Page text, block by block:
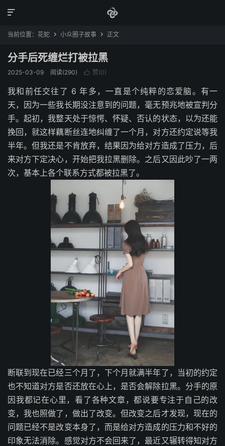

当前位置： 花蛇  小众圈子故事  正文
分手后死缠烂打被拉黑
2025-03-09 阅读(290)  赞(0)
我和前任交往了 6 年多，一直是个纯粹的恋爱脑。有一
天，因为一些我长期没注意到的问题，毫无预兆地被宣判分
手。起初，我整天处于惊愕、怀疑、否认的状态，以为还能
挽回，就这样藕断丝连地纠缠了一个月，对方还约定说等我
半年。但我还是不肯放弃，结果因为给对方造成了压力，后
来对方下定决心，开始把我拉黑删除。之后又因此吵了一两
次，基本上各个联系方式都被拉黑了。
断联到现在已经三个月了，下个月就满半年了，当初的约定
也不知道对方是否还放在心上，是否会解除拉黑。分手的原
因我都记在心里，看了各种文章，都说要专注于自己的改
变，我也照做了，做出了改变。但改变之后才发现，现在的
问题已经不是改变本身了，而是给对方造成的压力和不好的
印象无法消除。感觉对方不会回来了，最近又辗转得知对方